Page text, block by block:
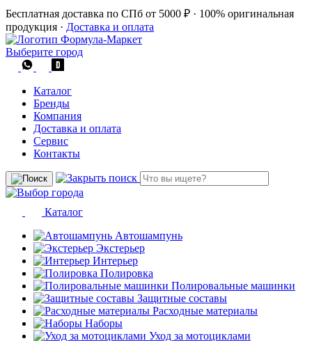
Бесплатная доставка по СПб от 5000 ₽ · 100% оригинальная
продукция · Доставка и оплата
Выберите город
Каталог
Бренды
Компания
Доставка и оплата
Сервис
Контакты
Каталог
Автошампунь
Экстерьер
Интерьер
Полировка
Полировальные машинки
Защитные составы
Расходные материалы
Наборы
Уход за мотоциклами